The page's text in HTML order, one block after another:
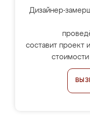
Дизайнер-
составит проект